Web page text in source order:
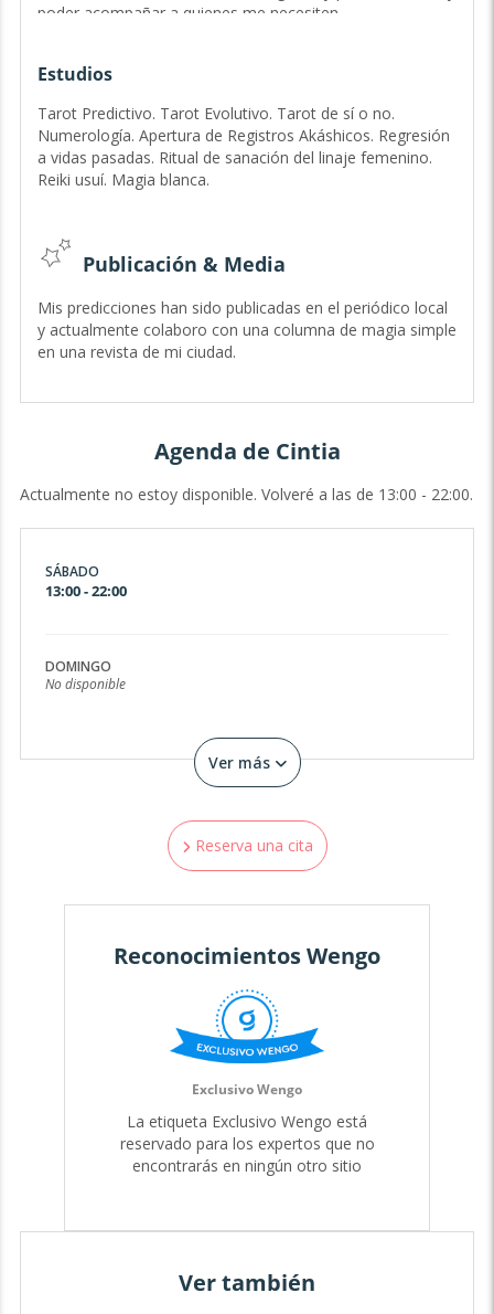
poder acompañar a quienes me necesiten.
Lenormand, Ryder),oráculos ypéndulo.
para poder ofrecer lo mejor de mí en cada consulta.
Estudios
Tarot Predictivo. Tarot Evolutivo. Tarot de sí o no.
Numerología. Apertura de Registros Akáshicos. Regresión
a vidas pasadas. Ritual de sanación del linaje femenino.
Reiki usuí. Magia blanca.
Publicación & Media
Mis predicciones han sido publicadas en el periódico local
y actualmente colaboro con una columna de magia simple
en una revista de mi ciudad.
Agenda de Cintia
Actualmente no estoy disponible. Volveré a las de 13:00 - 22:00.
SÁBADO
13:00 - 22:00
DOMINGO
No disponible
Ver más
Reserva una cita
Reconocimientos Wengo
Exclusivo Wengo
La etiqueta Exclusivo Wengo está
reservado para los expertos que no
encontrarás en ningún otro sitio
Ver también